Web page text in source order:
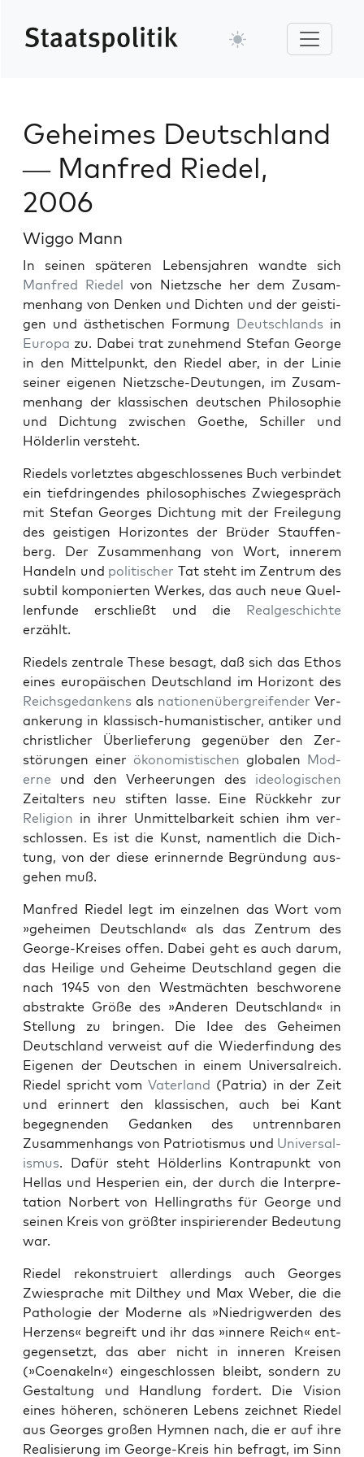
Geheimes Deutschland
— Manfred Riedel,
2006
Wiggo Mann
In seinen späteren Leben­s­jahren wandte sich
Man­fred Riedel von Niet­zsche her dem Zusam­
men­hang von Denken und Dicht­en und der geisti­
gen und ästhetis­chen For­mung Deutsch­lands in
Europa zu. Dabei trat zunehmend Ste­fan George
in den Mit­telpunkt, den Riedel aber, in der Lin­ie
sein­er eige­nen Niet­zsche-Deu­tun­gen, im Zusam­
men­hang der klas­sis­chen deutschen Philoso­phie
und Dich­tung zwis­chen Goethe, Schiller und
Hölder­lin ver­ste­ht.
Riedels vor­let­ztes abgeschlossenes Buch verbindet
ein tief­drin­gen­des philosophis­ches Zwiege­spräch
mit Ste­fan Georges Dich­tung mit der Frei­le­gung
des geisti­gen Hor­i­zontes der Brüder Stauf­fen­
berg. Der Zusam­men­hang von Wort, innerem
Han­deln und poli­tis­ch­er Tat ste­ht im Zen­trum des
sub­til kom­ponierten Werkes, das auch neue Quel­
len­funde erschließt und die Realgeschichte
erzählt.
Riedels zen­trale These besagt, daß sich das Ethos
eines europäis­chen Deutsch­land im Hor­i­zont des
Reichs­gedankens als natio­nenüber­greifend­er Ver­
ankerung in klas­sisch-human­is­tis­ch­er, antik­er und
christlich­er Über­liefer­ung gegenüber den Zer­
störun­gen ein­er ökon­o­mistis­chen glob­alen Mod­
erne und den Ver­heerun­gen des ide­ol­o­gis­chen
Zeital­ters neu stiften lasse. Eine Rück­kehr zur
Reli­gion in ihrer Unmit­tel­barkeit schien ihm ver­
schlossen. Es ist die Kun­st, namentlich die Dich­
tung, von der diese erin­nernde Begrün­dung aus­
ge­hen muß.
Man­fred Riedel legt im einzel­nen das Wort vom
»geheimen Deutsch­land« als das Zen­trum des
George-Kreis­es offen. Dabei geht es auch darum,
das Heilige und Geheime Deutsch­land gegen die
nach 1945 von den West­mächt­en beschworene
abstrak­te Größe des »Anderen Deutsch­land« in
Stel­lung zu brin­gen. Die Idee des Geheimen
Deutsch­land ver­weist auf die Wiederfind­ung des
Eige­nen der Deutschen in einem Uni­ver­sal­re­ich.
Riedel spricht vomVater­land (Patria) in der Zeit
und erin­nert den klas­sis­chen, auch bei Kant
begeg­nen­den Gedanken des untrennbaren
Zusam­men­hangs von Patri­o­tismus und Uni­ver­sal­
is­mus. Dafür ste­ht Hölder­lins Kon­tra­punkt von
Hel­las und Hes­pe­rien ein, der durch die Inter­pre­
ta­tion Nor­bert von Hellingraths für George und
seinen Kreis von größter inspiri­eren­der Bedeu­tung
war.
Riedel rekon­stru­iert allerd­ings auch Georges
Zwiesprache mit Dilthey und Max Weber, die die
Patholo­gie der Mod­erne als »Niedrig­w­er­den des
Herzens« begreift und ihr das »innere Reich« ent­
ge­genset­zt, das aber nicht in inneren Kreisen
(»Coenakeln«) eingeschlossen bleibt, son­dern zu
Gestal­tung und Hand­lung fordert. Die Vision
eines höheren, schöneren Lebens zeich­net Riedel
aus Georges großen Hym­nen nach, die er auf ihre
Real­isierung im George-Kreis hin befragt, im Sinn